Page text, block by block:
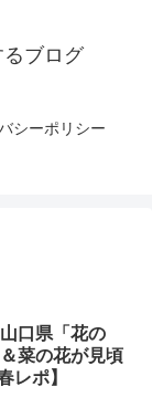
ブログ
シーポリシー
口県「花の
菜の花が見頃
レポ】